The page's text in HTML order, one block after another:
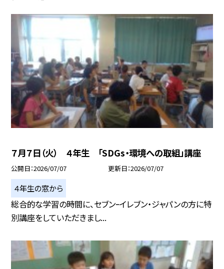
７月７日（火） ４年生 「SDGs・環境への取組」講座
公開日 2026/07/07 更新日 2026/07/07
４年生の窓から
総合的な学習の時間に、セブンｰイレブン・ジャパンの方に特
別講座をしていただきまし...